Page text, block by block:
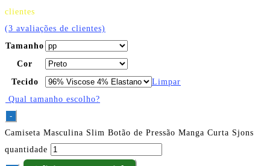
clientes
(3 avaliações de clientes)
Tamanho
Cor
Tecido
Limpar
Qual tamanho escolho?
-
Camiseta Masculina Slim Botão de Pressão Manga Curta Sjons
quantidade